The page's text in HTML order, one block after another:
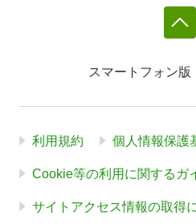
スマートフォン版
利用規約 個人情報保護
Cookie等の利用に関するガ
サイトアクセス情報の取得